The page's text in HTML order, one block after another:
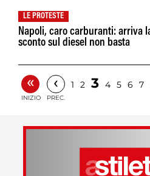
LE PROTESTE
Napoli, caro carburanti: arriva
sconto sul diesel non basta
«
INIZIO
‹
PREC.
1 2 3 4 5 6 7